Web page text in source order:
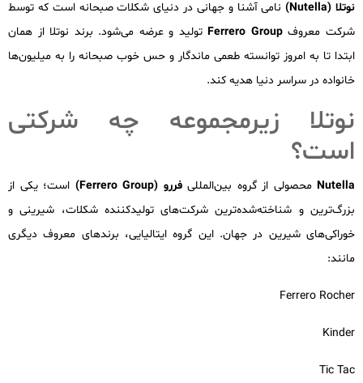
نوتلا (Nutella)
نامی آشنا و جهانی در دنیای شکلات صبحانه است که توسط
شرکت معروفFerrero Groupتولید و عرضه می‌شود. برند نوتلا از همان
ابتدا تا به امروز توانسته طعمی ماندگار و حس خوب صبحانه را به میلیون‌ها
خانواده در سراسر دنیا هدیه کند.
نوتلا زیرمجموعه چه شرکتی
است؟
Nutella محصولی از گروه بین‌المللیفررو (Ferrero Group)
است؛ یکی از
بزرگ‌ترین و شناخته‌شده‌ترین شرکت‌های تولیدکننده شکلات، شیرینی و
خوراکی‌های شیرین در جهان. این گروه ایتالیایی، برندهای معروف دیگری
مانند:
Ferrero Rocher
Kinder
Tic Tac